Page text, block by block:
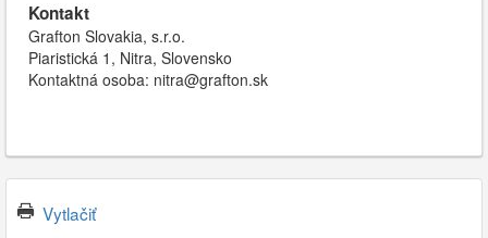
Kontakt
Grafton Slovakia, s.r.o.
Piaristická 1, Nitra, Slovensko
Kontaktná osoba: nitra@grafton.sk
Vytlačiť